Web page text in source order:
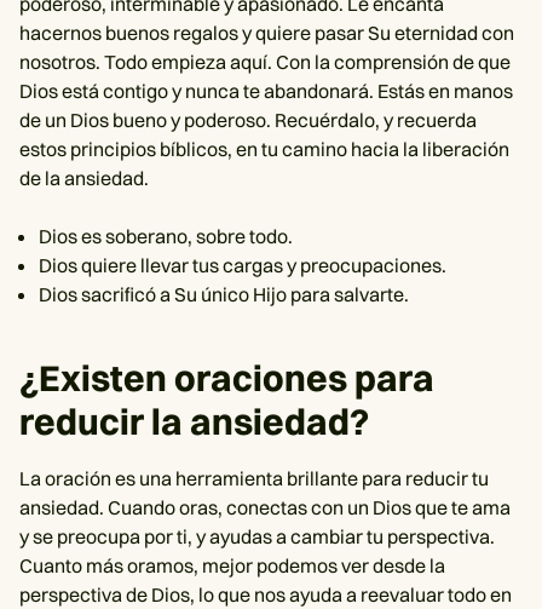
hacernos buenos regalos y quiere pasar Su eternidad con
nosotros. Todo empieza aquí. Con la comprensión de que
Dios está contigo y nunca te abandonará. Estás en manos
de un Dios bueno y poderoso. Recuérdalo, y recuerda
estos principios bíblicos, en tu camino hacia la liberación
de la ansiedad.
Dios es soberano, sobre todo.
Dios quiere llevar tus cargas y preocupaciones.
Dios sacrificó a Su único Hijo para salvarte.
¿Existen oraciones para
reducir la ansiedad?
La oración es una herramienta brillante para reducir tu
ansiedad. Cuando oras, conectas con un Dios que te ama
y se preocupa por ti, y ayudas a cambiar tu perspectiva.
Cuanto más oramos, mejor podemos ver desde la
perspectiva de Dios, lo que nos ayuda a reevaluar todo en